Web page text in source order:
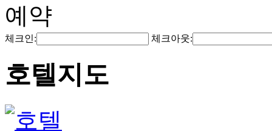
예약
체크인: 체크아웃:
호텔지도